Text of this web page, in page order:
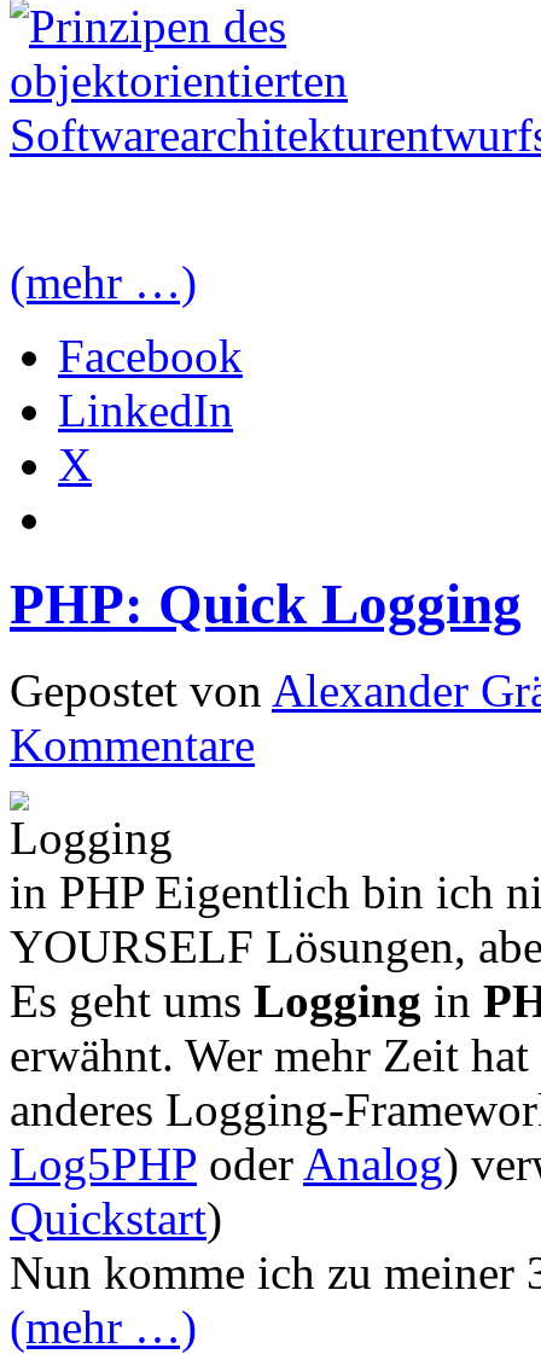
(mehr …)
Facebook
LinkedIn
X
PHP: Quick Logging
Gepostet von Alexander
Kommentare
Eigentlich bin ich
YOURSELF Lösungen,
Es geht ums Logging in
erwähnt. Wer mehr Zeit
anderes Logging-
Log5PHP oder Analog)
Quickstart)
Nun komme ich zu meiner
(mehr …)